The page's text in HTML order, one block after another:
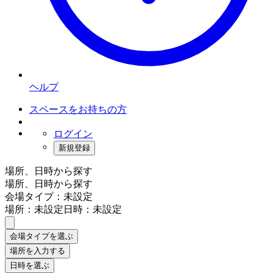
ヘルプ
スペースをお持ちの方
ログイン
新規登録
場所、日時から探す
場所、日時から探す
会場タイプ：未設定
場所：未設定日時：未設定
会場タイプを選ぶ
場所を入力する
日時を選ぶ